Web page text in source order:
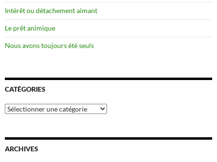
Intérêt ou détachement aimant
Le prêt animique
Nous avons toujours été seuls
CATÉGORIES
Catégories
ARCHIVES